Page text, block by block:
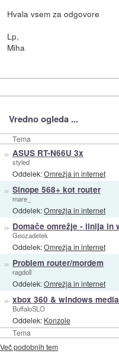
Hvala vsem za odgovore
Lp,
Miha
Vredno ogleda ...
Tema
Tema
» ASUS RT-N66U 3x
styled
Oddelek:Omrežja in internet
» Sinope 568+ kot router
mare_
Oddelek:Omrežja in internet
» Domače omrežje - linija in
Geozadetek
Oddelek:Omrežja in internet
» Problem router/mordem
ragdoll
Oddelek:Omrežja in internet
» xbox 360 & windows
BuffaloSLO
Oddelek: Konzole
Več podobnih tem